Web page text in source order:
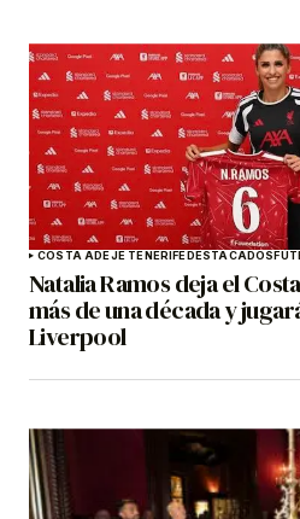
COSTA ADEJE TENERIFEDESTACADOS
Natalia Ramos deja el
más de una década y
Liverpool